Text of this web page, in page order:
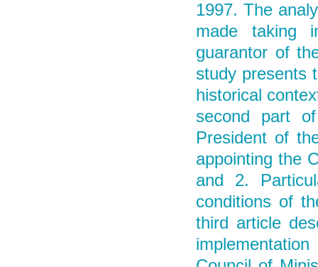
1997. The
made taking
guarantor of
study presents
historical
second part
President of
appointing the
and 2.
conditions of
third article